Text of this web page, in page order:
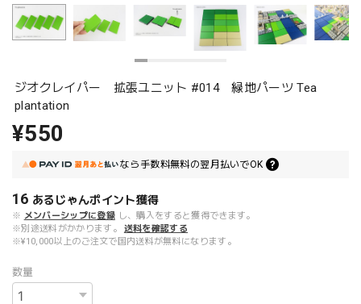
ジオクレイパー 拡張ユニット #014 緑地パーツ Tea
plantation
¥550
なら 手数料無料の翌月払いでOK
16 あるじゃんポイント獲得
※ メンバーシップに登録 し、購入をすると獲得できます。
※別途送料がかかります。
送料を確認する
※¥10,000以上のご注文で国内送料が無料になります。
数量